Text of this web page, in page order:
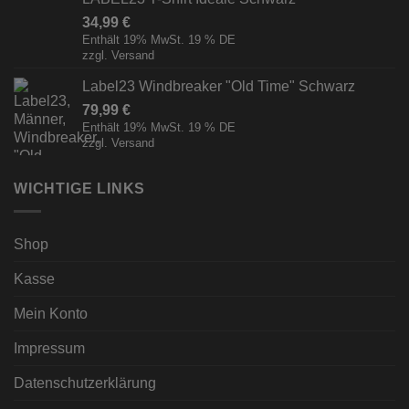
34,99 €
Enthält 19% MwSt. 19 % DE
zzgl. Versand
Label23 Windbreaker "Old Time" Schwarz
79,99 €
Enthält 19% MwSt. 19 % DE
zzgl. Versand
WICHTIGE LINKS
Shop
Kasse
Mein Konto
Impressum
Datenschutzerklärung